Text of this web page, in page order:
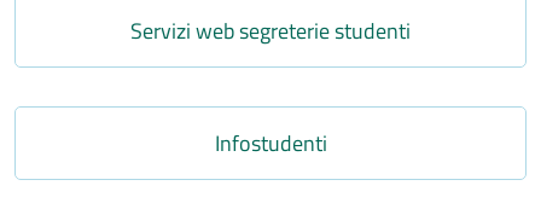
Servizi web segreterie studenti
Infostudenti